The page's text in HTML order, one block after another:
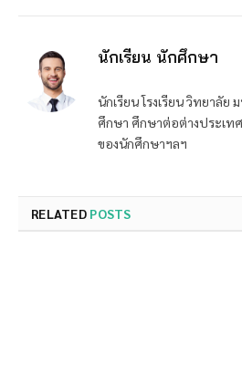
นักเรียน นักศึกษา
นักเรียน โรงเรียน วิทยาลัย
ศึกษา ศึกษาต่อต่างประเท
ของนักศึกษาฯลฯ
RELATED POSTS